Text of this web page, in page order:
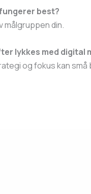
best?
målgruppen din.
lykkes med digital
og fokus kan